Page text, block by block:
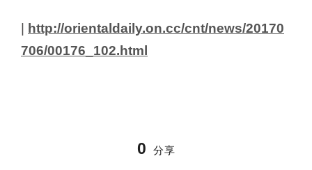
| http://orientaldaily.on.cc/cnt/news/20170
706/00176_102.html
0 分享